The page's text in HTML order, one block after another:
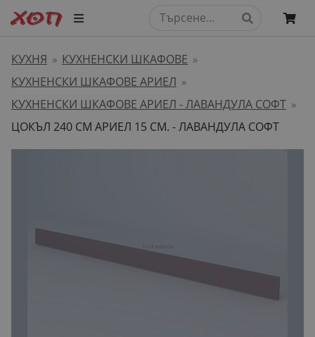
КУХНЯ » КУХНЕНСКИ ШКАФОВЕ »
КУХНЕНСКИ ШКАФОВЕ АРИЕЛ »
КУХНЕНСКИ ШКАФОВЕ АРИЕЛ - ЛАВАНДУЛА СОФТ »
ЦОКЪЛ 240 СМ АРИЕЛ 15 СМ. - ЛАВАНДУЛА СОФТ